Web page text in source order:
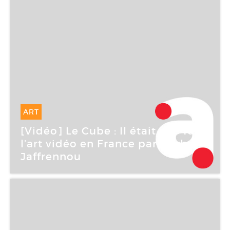
ART
12 Mar -12 Mar 2006
[Vidéo] Le Cube : Il était une fois
l’art vidéo en France par Michel
Jaffrennou